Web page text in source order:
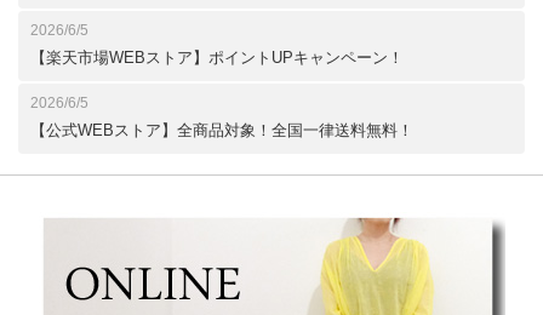
2026/6/5
【楽天市場WEBストア】ポイントUPキャンペーン！
2026/6/5
【公式WEBストア】全商品対象！全国一律送料無料！